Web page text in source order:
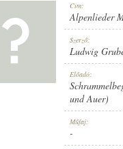
1913 KÖRÜL
ELSŐ MAGYAR HANGLEMEZ GYÁR
Cím:
Alpenlieder
Szerző:
Ludwig
Előadó:
und Auer)
Műfaj:
-